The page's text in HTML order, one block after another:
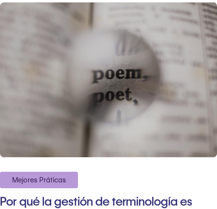
Mejores Práticas
Por qué la gestión de terminología es